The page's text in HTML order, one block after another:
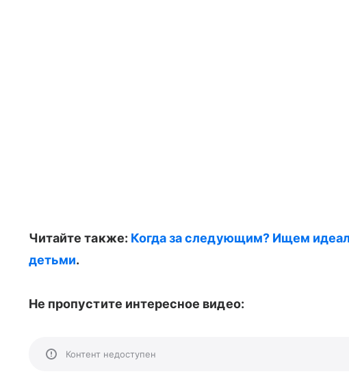
Читайте также: Когда за следующим? Ищем
детьми.
Не пропустите интересное видео:
Контент недоступен